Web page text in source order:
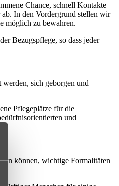
Chance, schnell Kontakte
In den Vordergrund stellen wir
möglich zu bewahren.
Bezugspflege, so dass jeder
sich geborgen und
Pflegeplätze für die
und
können, wichtige Formalitäten